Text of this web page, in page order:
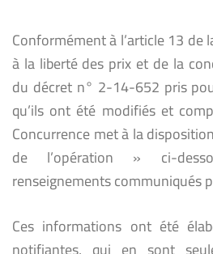
Conformément à l’article 13
à la liberté des prix et de la
du décret n° 2-14-652 pris
qu’ils ont été modifiés et
Concurrence met à la
de l’opération » ci-
renseignements communiqués
Ces informations ont été